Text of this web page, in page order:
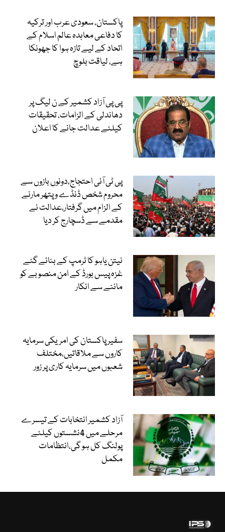
پاکستان، سعودی عرب اور ترکیہ
کا دفاعی معاہدہ عالم اسلام کے
اتحاد کے لیے تازہ ہوا کا جھونکا
ہے، لیاقت بلوچ
پی پی آزاد کشمیر کے ن لیگ پر
دھاندلی کے الزامات، تحقیقات
کیلئے عدالت جانے کا اعلان
پی ٹی آئی احتجاج،دونوں بازوں سے
محروم شخص ڈنڈے و پتھر مارنے
کے الزام میں گرفتار،عدالت نے
مقدمے سے ڈسچارج کر دیا
نیتن یاہو کا ٹرمپ کے بنائے گئے
غزہ پیس بورڈ کے امن منصوبے کو
ماننے سے انکار
سفیر پاکستان کی امریکی سرمایہ
کاروں سے ملاقاتیں،مختلف
شعبوں میں سرمایہ کاری پر زور
آزاد کشمیر انتخابات کے تیسرے
مرحلے میں 4نشستوں کیلئے
پولنگ کل ہو گی،انتظامات
مکمل